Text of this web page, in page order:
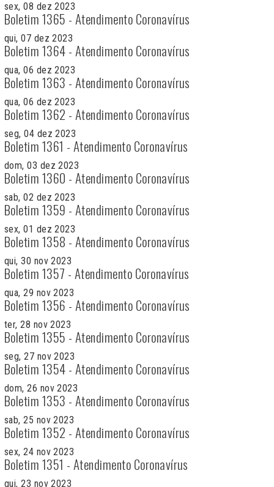
sex, 08 dez 2023
Boletim 1365 - Atendimento Coronavírus
qui, 07 dez 2023
Boletim 1364 - Atendimento Coronavírus
qua, 06 dez 2023
Boletim 1363 - Atendimento Coronavírus
qua, 06 dez 2023
Boletim 1362 - Atendimento Coronavírus
seg, 04 dez 2023
Boletim 1361 - Atendimento Coronavírus
dom, 03 dez 2023
Boletim 1360 - Atendimento Coronavírus
sab, 02 dez 2023
Boletim 1359 - Atendimento Coronavírus
sex, 01 dez 2023
Boletim 1358 - Atendimento Coronavírus
qui, 30 nov 2023
Boletim 1357 - Atendimento Coronavírus
qua, 29 nov 2023
Boletim 1356 - Atendimento Coronavírus
ter, 28 nov 2023
Boletim 1355 - Atendimento Coronavírus
seg, 27 nov 2023
Boletim 1354 - Atendimento Coronavírus
dom, 26 nov 2023
Boletim 1353 - Atendimento Coronavírus
sab, 25 nov 2023
Boletim 1352 - Atendimento Coronavírus
sex, 24 nov 2023
Boletim 1351 - Atendimento Coronavírus
qui, 23 nov 2023